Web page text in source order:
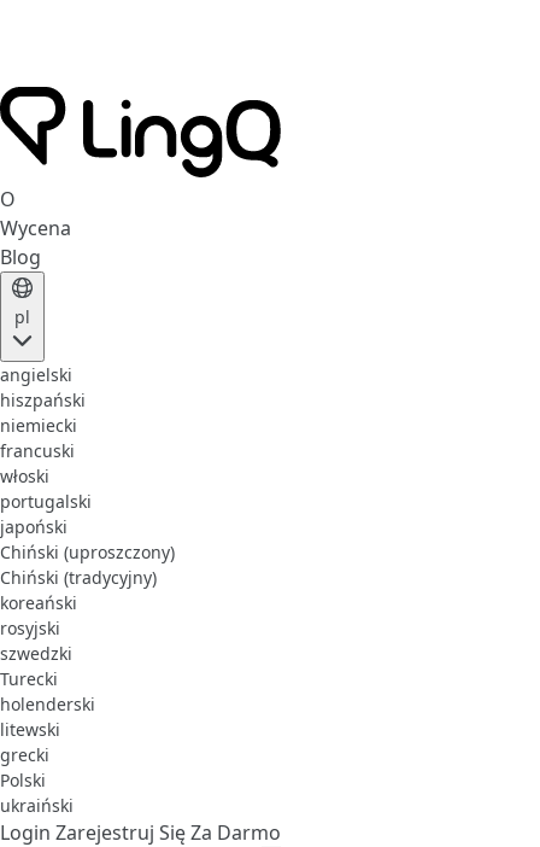
O
Wycena
Blog
pl
angielski
hiszpański
niemiecki
francuski
włoski
portugalski
japoński
Chiński (uproszczony)
Chiński (tradycyjny)
koreański
rosyjski
szwedzki
Turecki
holenderski
litewski
grecki
Polski
ukraiński
Login Zarejestruj Się Za Darmo